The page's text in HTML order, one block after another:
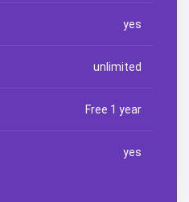
yes
unlimited
Free 1 year
yes